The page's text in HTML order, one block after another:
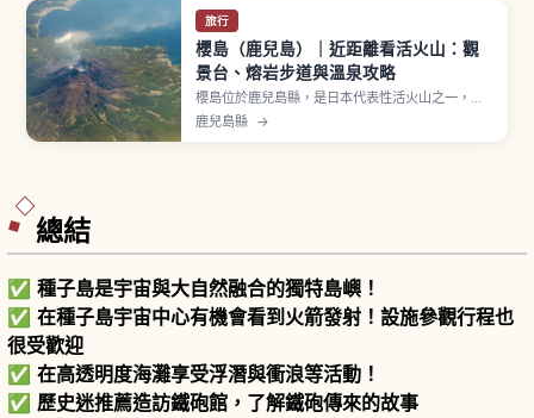
旅行
櫻島（鹿兒島）｜近距離看活火山：觀
景台、熔岩步道與溫泉攻略
櫻島位於鹿兒島縣，是日本代表性活火山之一，
1914年（大正3年）大噴發後與大隅半島連成陸
鹿兒島縣 →
總結
✅ 種子島是宇宙與大自然融合的獨特島嶼！
✅ 在種子島宇宙中心有機會看到火箭發射！設施參觀行程也
很受歡迎
✅ 在高透明度海灘享受浮潛與衝浪等活動！
✅ 歷史迷推薦造訪鐵砲館，了解鐵砲傳來的故事